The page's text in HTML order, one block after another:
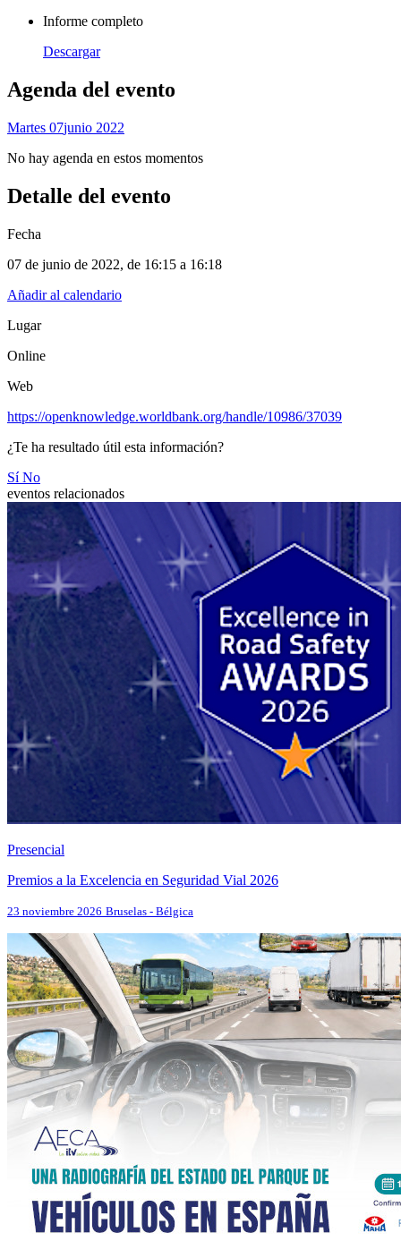
Informe completo
Descargar
Agenda del evento
Martes 07Junio 2022
No hay agenda en estos momentos
Detalle del evento
Fecha
07 de junio de 2022, de 16:15 a 16:18
Añadir al calendario
Lugar
Online
Web
https://openknowledge.worldbank.org/handle/10986/37039
¿Te ha resultado útil esta información?
SíNo
eventos relacionados
Presencial
Premios a la Excelencia en Seguridad Vial 2026
23 noviembre 2026 Bruselas - Bélgica